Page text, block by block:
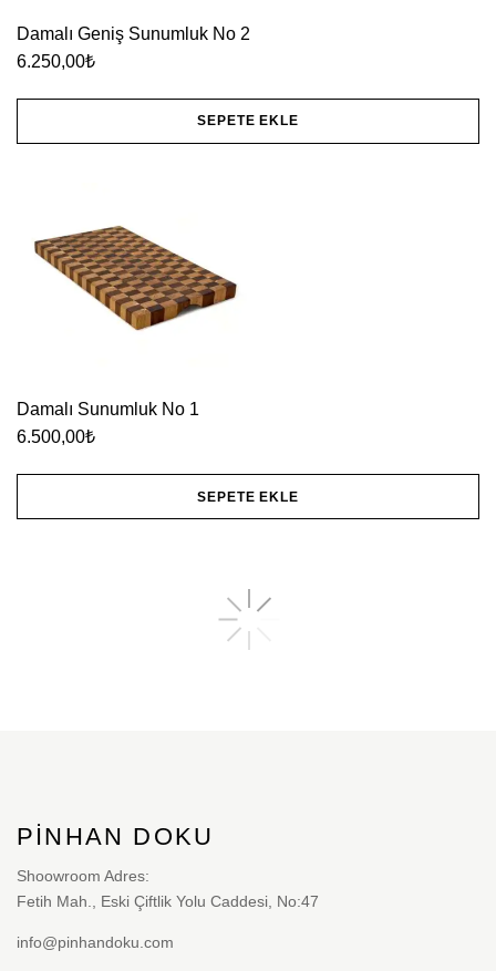
Damalı Geniş Sunumluk No 2
6.250,00₺
SEPETE EKLE
Damalı Sunumluk No 1
6.500,00₺
SEPETE EKLE
PINHAN DOKU
Shoowroom Adres:
Fetih Mah., Eski Çiftlik Yolu Caddesi, No:47
info@pinhandoku.com